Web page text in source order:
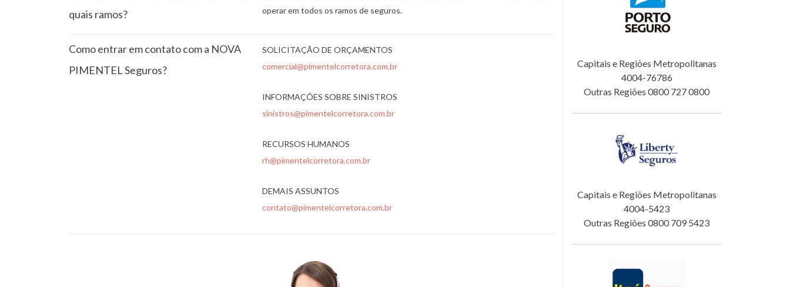
quais ramos?
operar em todos os ramos de seguros.
Como entrar em contato com a NOVA
PIMENTEL Seguros?
SOLICITAÇÃO DE ORÇAMENTOS
comercial@pimentelcorretora.com.br
INFORMAÇÕES SOBRE SINISTROS
sinistros@pimentelcorretora.com.br
RECURSOS HUMANOS
rh@pimentelcorretora.com.br
DEMAIS ASSUNTOS
contato@pimentelcorretora.com.br
Capitais e Regiões Metropolitanas
4004-76786
Outras Regiões 0800 727 0800
Capitais e Regiões Metropolitanas
4004-5423
Outras Regiões 0800 709 5423